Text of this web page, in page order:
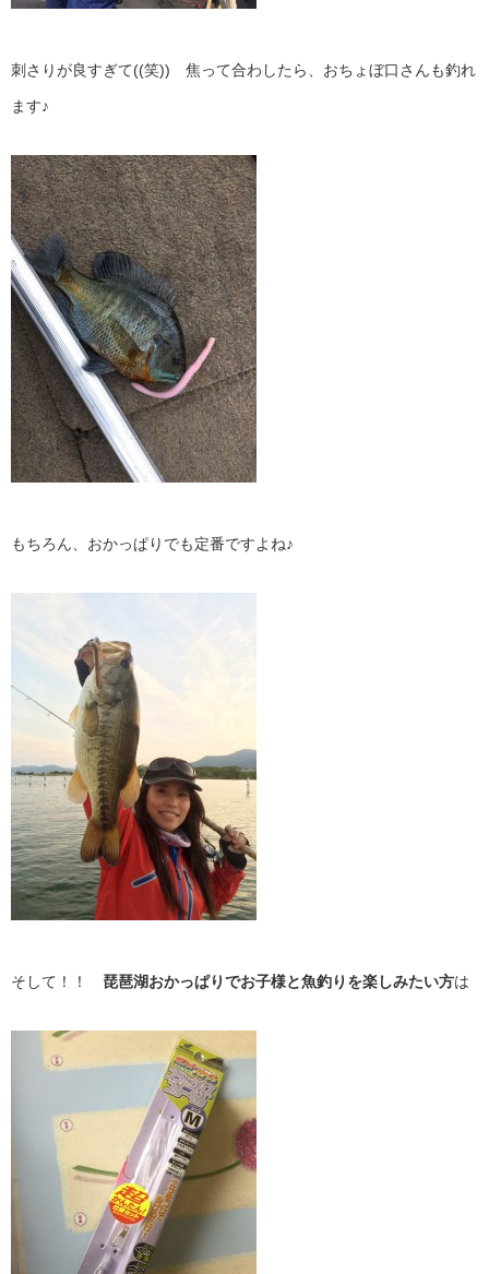
刺さりが良すぎて((笑)) 焦って合わしたら、おちょぼ口さんも釣れ
ます♪
もちろん、おかっぱりでも定番ですよね♪
そして！！ 琵琶湖おかっぱりでお子様と魚釣りを楽しみたい方は